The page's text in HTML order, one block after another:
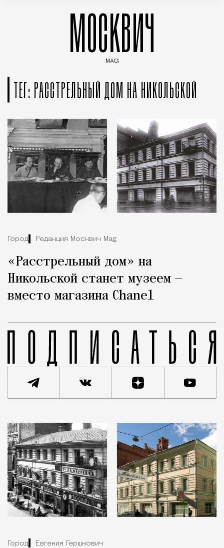
МОСКВИЧ
MAG
ТЕГ: РАССТРЕЛЬНЫЙ ДОМ НА НИКОЛЬСКОЙ
Город Редакция Москвич Mag
«Расстрельный дом» на
Никольской станет музеем —
вместо магазина Chanel
Город Евгения Гершкович